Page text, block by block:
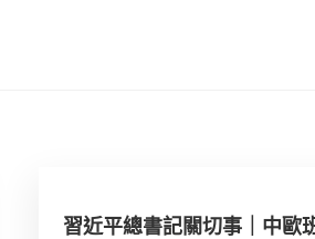
習近平總書記關切事｜中歐